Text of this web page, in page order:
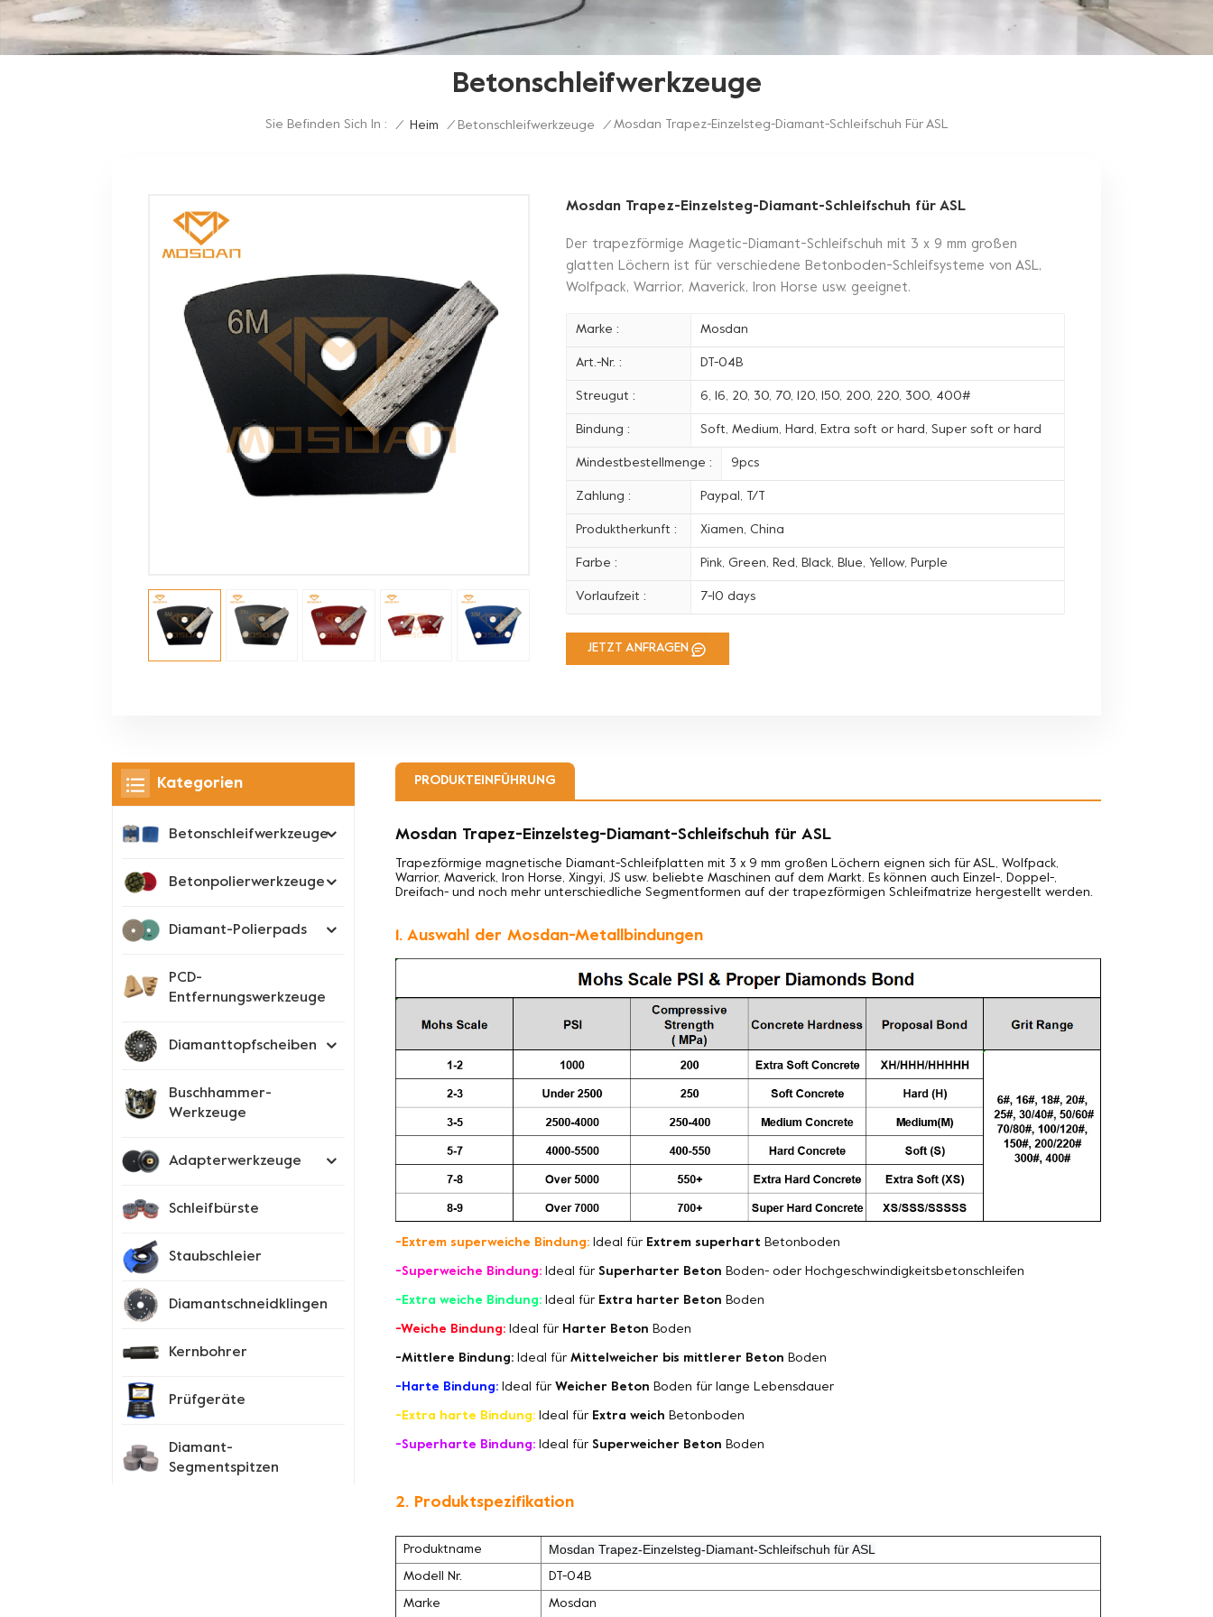
Betonschleifwerkzeuge
Sie Befinden Sich In : / Heim / Betonschleifwerkzeuge / Mosdan Trapez-Einzelsteg-Diamant-Schleifschuh Für ASL
Mosdan Trapez-Einzelsteg-Diamant-Schleifschuh für ASL
Der trapezförmige Magetic-Diamant-Schleifschuh mit 3 x 9 mm großen
glatten Löchern ist für verschiedene Betonboden-Schleifsysteme von ASL,
Wolfpack, Warrior, Maverick, Iron Horse usw. geeignet.
Marke : Mosdan
Art.-Nr. : DT-04B
Streugut : 6, 16, 20, 30, 70, 120, 150, 200, 220, 300, 400#
Bindung : Soft, Medium, Hard, Extra soft or hard, Super soft or hard
Mindestbestellmenge : 9pcs
Zahlung : Paypal, T/T
Produktherkunft : Xiamen, China
Farbe : Pink, Green, Red, Black, Blue, Yellow, Purple
Vorlaufzeit : 7-10 days
JETZT ANFRAGEN
PRODUKTEINFÜHRUNG
Mosdan Trapez-Einzelsteg-Diamant-Schleifschuh für ASL
Trapezförmige magnetische Diamant-Schleifplatten mit 3 x 9 mm großen Löchern eignen sich für ASL, Wolfpack,
Warrior, Maverick, Iron Horse, Xingyi, JS usw. beliebte Maschinen auf dem Markt. Es können auch Einzel-, Doppel-,
Dreifach- und noch mehr unterschiedliche Segmentformen auf der trapezförmigen Schleifmatrize hergestellt werden.
1. Auswahl der Mosdan-Metallbindungen
-Extrem superweiche Bindung: Ideal für Extrem superhart Betonboden
-Superweiche Bindung: Ideal für Superharter Beton Boden- oder Hochgeschwindigkeitsbetonschleifen
-Extra weiche Bindung: Ideal für Extra harter Beton Boden
-Weiche Bindung: Ideal für Harter Beton Boden
-Mittlere Bindung: Ideal für Mittelweicher bis mittlerer Beton Boden
-Harte Bindung: Ideal für Weicher Beton Boden für lange Lebensdauer
-Extra harte Bindung: Ideal für Extra weich Betonboden
-Superharte Bindung: Ideal für Superweicher Beton Boden
2. Produktspezifikation
Produktname Mosdan Trapez-Einzelsteg-Diamant-Schleifschuh für ASL
Modell Nr. DT-04B
Marke Mosdan
Kategorien
Betonschleifwerkzeuge
Betonpolierwerkzeuge
Diamant-Polierpads
PCD-
Entfernungswerkzeuge
Diamanttopfscheiben
Buschhammer-
Werkzeuge
Adapterwerkzeuge
Schleifbürste
Staubschleier
Diamantschneidklingen
Kernbohrer
Prüfgeräte
Diamant-
Segmentspitzen